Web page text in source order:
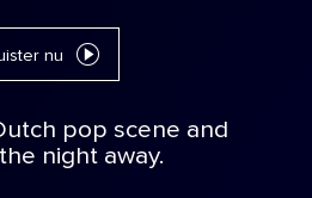
nu
pop scene and
night away.